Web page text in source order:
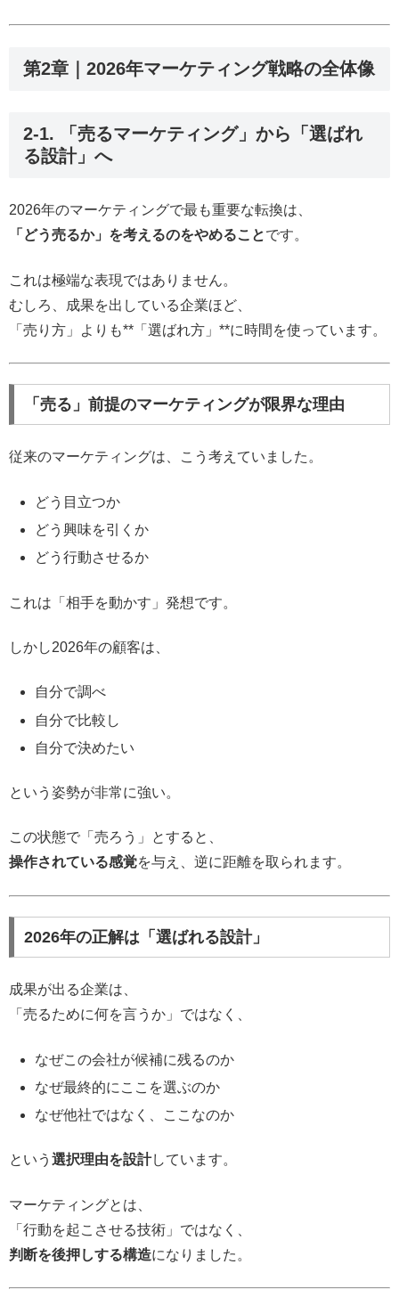
第2章｜2026年マーケティング戦略の全体像
2-1. 「売るマーケティング」から「選ばれ
る設計」へ
2026年のマーケティングで最も重要な転換は、
「どう売るか」を考えるのをやめることです。
これは極端な表現ではありません。
むしろ、成果を出している企業ほど、
「売り方」よりも**「選ばれ方」**に時間を使っています。
「売る」前提のマーケティングが限界な理由
従来のマーケティングは、こう考えていました。
どう目立つか
どう興味を引くか
どう行動させるか
これは「相手を動かす」発想です。
しかし2026年の顧客は、
自分で調べ
自分で比較し
自分で決めたい
という姿勢が非常に強い。
この状態で「売ろう」とすると、
操作されている感覚を与え、逆に距離を取られます。
2026年の正解は「選ばれる設計」
成果が出る企業は、
「売るために何を言うか」ではなく、
なぜこの会社が候補に残るのか
なぜ最終的にここを選ぶのか
なぜ他社ではなく、ここなのか
という 選択理由を設計しています。
マーケティングとは、
「行動を起こさせる技術」ではなく、
判断を後押しする構造になりました。